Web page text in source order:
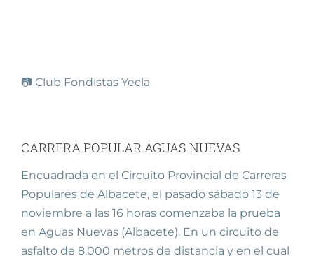
📷 Club Fondistas Yecla
CARRERA POPULAR AGUAS NUEVAS
Encuadrada en el Circuito Provincial de Carreras
Populares de Albacete, el pasado sábado 13 de
noviembre a las 16 horas comenzaba la prueba
en Aguas Nuevas (Albacete). En un circuito de
asfalto de 8.000 metros de distancia y en el cual